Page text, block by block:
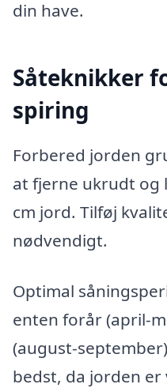
din have.
Såteknikker
spiring
Forbered jorden
at fjerne ukrudt og
cm jord. Tilføj
nødvendigt.
Optimal
enten forår (april-
(august-
bedst, da jorden